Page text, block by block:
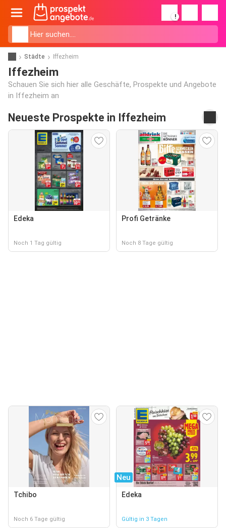
!
Städte Iffezheim
Iffezheim
Schauen Sie sich hier alle Geschäfte, Prospekte und Angebote
in Iffezheim an
Neueste Prospekte in Iffezheim
Edeka
Noch 1 Tag gültig
Profi Getränke
Noch 8 Tage gültig
Tchibo
Noch 6 Tage gültig
Neu
Edeka
Gültig in 3 Tagen